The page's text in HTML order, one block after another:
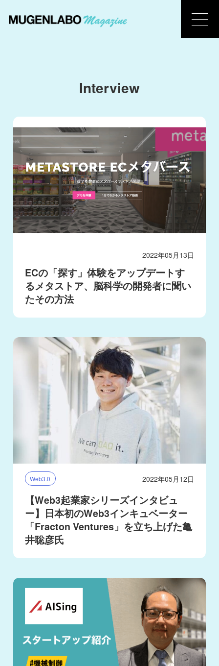
Interview
2022年05月13日
ECの「探す」体験をアップデートす
るメタストア、脳科学の開発者に聞い
たその方法
Web3.0 2022年05月12日
【Web3起業家シリーズインタビュ
ー】日本初のWeb3インキュベーター
「Fracton Ventures」を立ち上げた亀
井聡彦氏